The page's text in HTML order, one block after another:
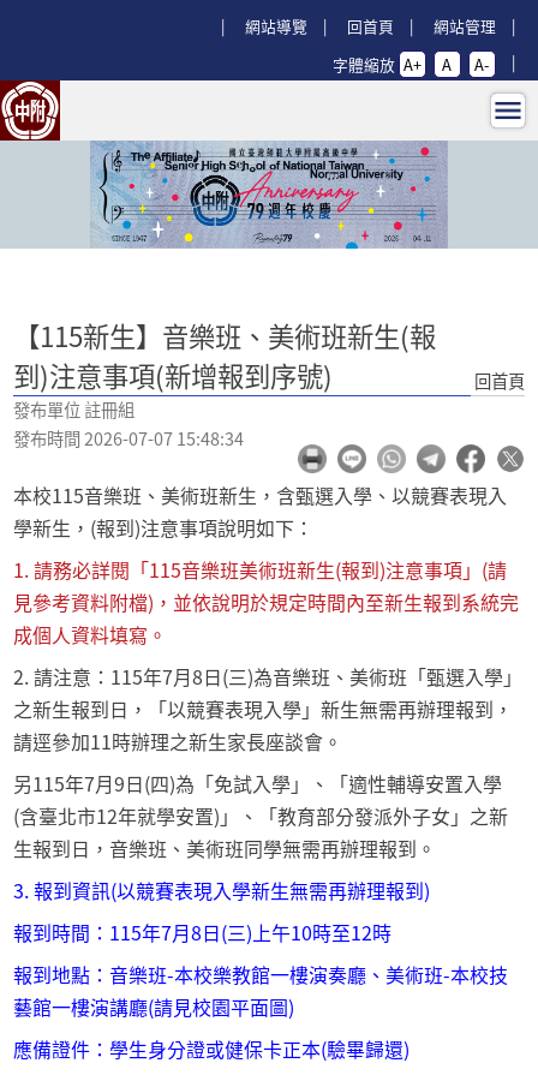
網站導覽
回首頁
網站管理
字體縮放 A+ A A-
【115新生】音樂班、美術班新生(
:::
【115新生】音樂班、美術班新生(報
到)注意事項(新增報到序號)
發布單位 註冊組
發布時間 2026-07-07 15:48:34
回首頁
本校115音樂班、美術班新生，含甄選入學、以競賽表現入
學新生，(報到)注意事項說明如下：
1. 請務必詳閱「115音樂班美術班新生(報到)注意事項」(請
見參考資料附檔)，並依說明於規定時間內至新生報到系統完
成個人資料填寫。
2. 請注意：115年7月8日(三)為音樂班、美術班「甄選入學」
之新生報到日，「以競賽表現入學」新生無需再辦理報到，
請逕參加11時辦理之新生家長座談會。
另115年7月9日(四)為「免試入學」、「適性輔導安置入學
(含臺北市12年就學安置)」、「教育部分發派外子女」之新
生報到日，音樂班、美術班同學無需再辦理報到。
3. 報到資訊(以競賽表現入學新生無需再辦理報到)
報到時間：115年7月8日(三)上午10時至12時
報到地點：音樂班-本校樂教館一樓演奏廳、美術班-本校技
藝館一樓演講廳(請見校園平面圖)
應備證件：學生身分證或健保卡正本(驗畢歸還)